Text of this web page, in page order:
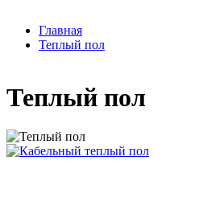
Главная
Теплый пол
Теплый пол